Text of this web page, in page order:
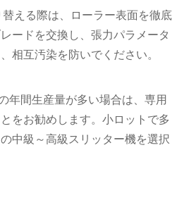
える際は、ローラー表面を徹底
ードを交換し、張力パラメータ
相互汚染を防いでください。
年間生産量が多い場合は、専用
をお勧めします。小ロットで多
中級～高級スリッター機を選択